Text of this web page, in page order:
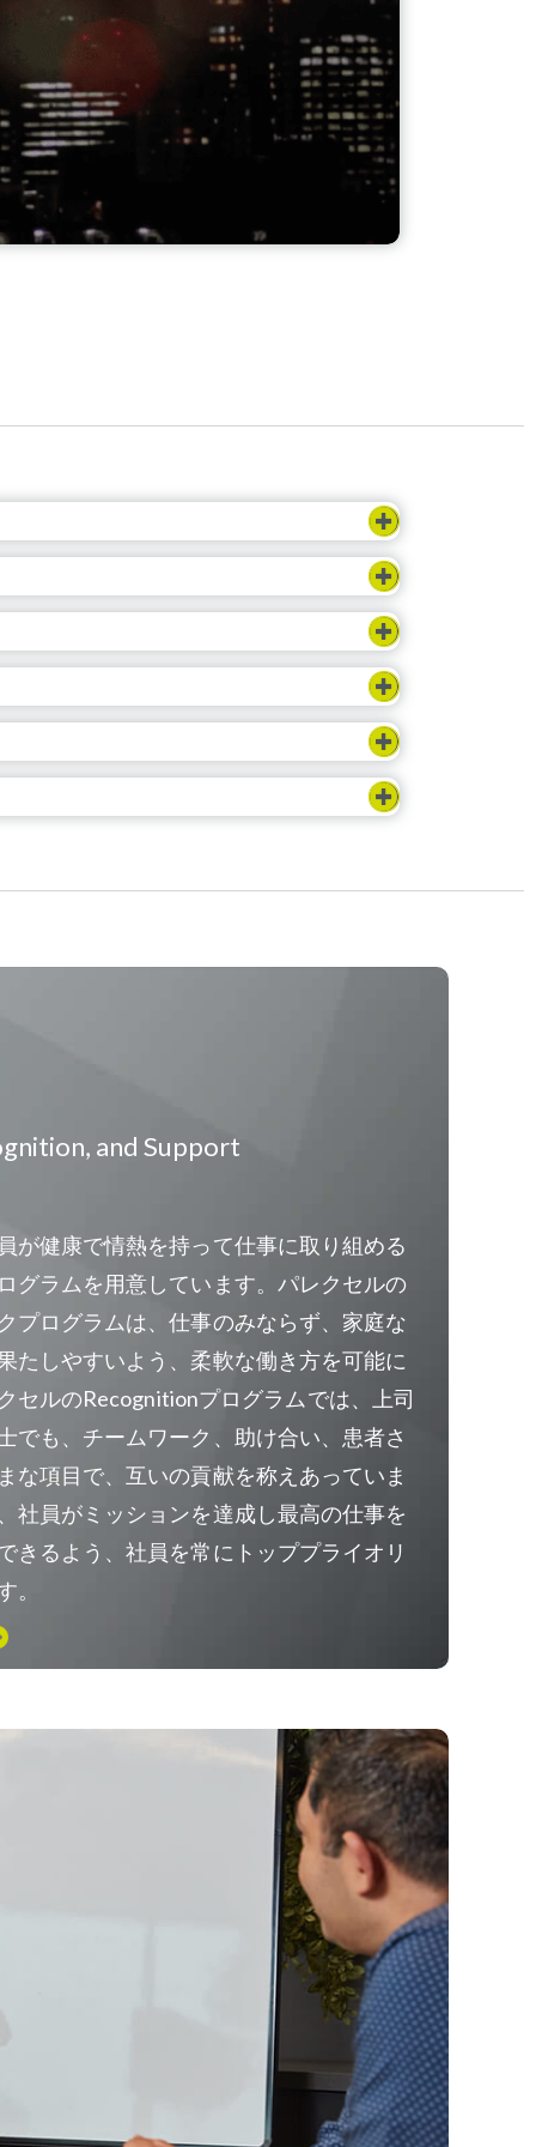
and Support
が健康で情熱を持って仕事に取り組める
グラムを用意しています。パレクセルの
プログラムは、仕事のみならず、家庭な
たしやすいよう、柔軟な働き方を可能に
セルのRecognitionプログラムでは、上司
でも、チームワーク、助け合い、患者さ
な項目で、互いの貢献を称えあっていま
社員がミッションを達成し最高の仕事を
きるよう、社員を常にトッププライオリ
。